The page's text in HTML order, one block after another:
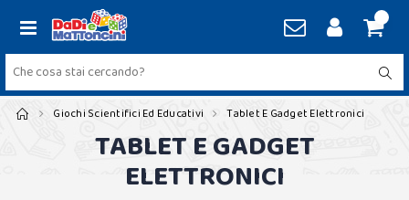
Giochi Scientifici Ed Educativi Tablet E Gadget Elettronici
TABLET E GADGET
ELETTRONICI